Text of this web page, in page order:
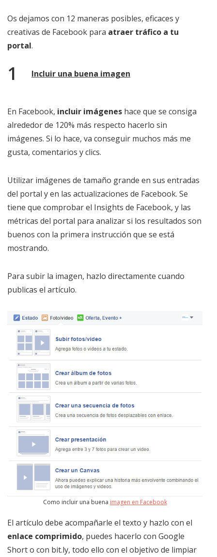
Os dejamos con 12 maneras posibles, eficaces y
creativas de Facebook para atraer tráfico a tu
portal.
Incluir una buena imagen
En Facebook, incluir imágenes hace que se consiga
alrededor de 120% más respecto hacerlo sin
imágenes. Si lo hace, va conseguir muchos más me
gusta, comentarios y clics.
Utilizar imágenes de tamaño grande en sus entradas
del portal y en las actualizaciones de Facebook. Se
tiene que comprobar el Insights de Facebook, y las
métricas del portal para analizar si los resultados son
buenos con la primera instrucción que se está
mostrando.
Para subir la imagen, hazlo directamente cuando
publicas el artículo.
Como incluir una buena imagen en Facebook
El artículo debe acompañarle el texto y hazlo con el
enlace comprimido, puedes hacerlo con Google
Short o con bit.ly, todo ello con el objetivo de limpiar